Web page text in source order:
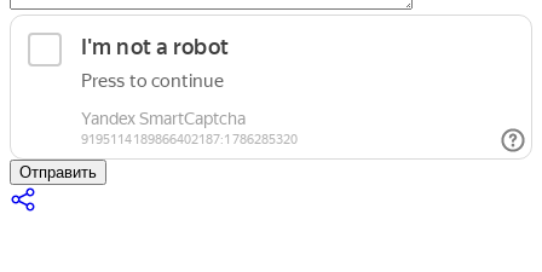
Отправить